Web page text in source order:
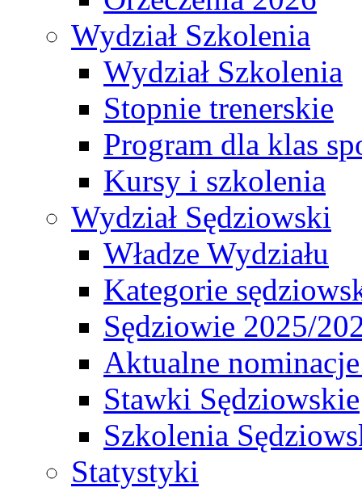
Wydział Szkolenia
Wydział Szkolenia
Stopnie trenerskie
Program dla klas
Kursy i szkolenia
Wydział Sędziowski
Władze Wydziału
Kategorie
Sędziowie 2025/
Aktualne
Stawki Sędziowskie
Szkolenia
Statystyki